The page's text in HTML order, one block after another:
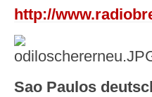
http://
Sao Paulos